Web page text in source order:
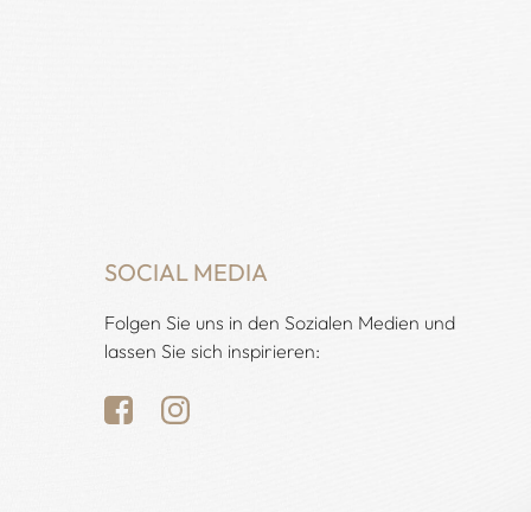
SOCIAL MEDIA
Folgen Sie uns in den Sozialen Medien und
lassen Sie sich inspirieren: